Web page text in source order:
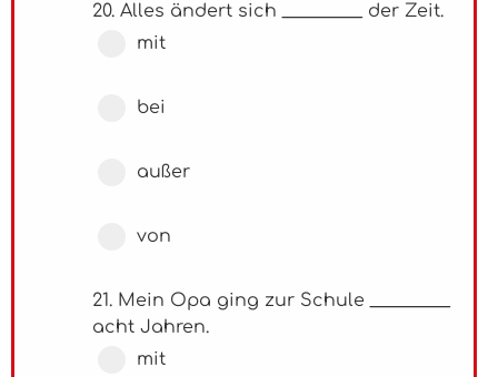
20. Alles ändert sich _________ der Zeit.
mit
bei
außer
von
21. Mein Opa ging zur Schule _________
acht Jahren.
mit